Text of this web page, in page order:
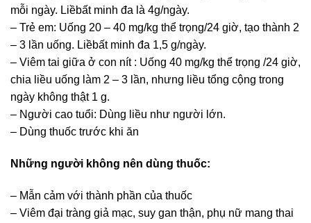
mỗi ngày. Liềbất minh đa là 4g/ngày.
– Trẻ em: Uống 20 – 40 mg/kg thể trọng/24 giờ, tạo thành 2
– 3 lần uống. Liềbất minh đa 1,5 g/ngày.
– Viêm tai giữa ở con nít : Uống 40 mg/kg thể trọng /24 giờ,
chia liều uống làm 2 – 3 lần, nhưng liều tổng cộng trong
ngày không thật 1 g.
– Người cao tuổi: Dùng liều như người lớn.
– Dùng thuốc trước khi ăn
Những người không nên dùng thuốc:
– Mẫn cảm với thành phần của thuốc
– Viêm đại tràng giả mạc, suy gan thận, phụ nữ mang thai